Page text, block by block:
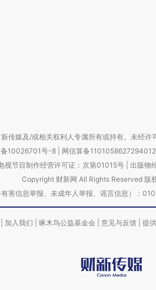
传媒及/或相关权利人专属所有或持有。未经许
10026701号-8 网信算备
视节目制作经营许可证：京第01015号| 出版物
Copyright 财新网 All Rights Reserved 版
有害信息举报、未成年人举报、谣言信息）
加入我们 啄木鸟公益基金会 意见与反馈 提